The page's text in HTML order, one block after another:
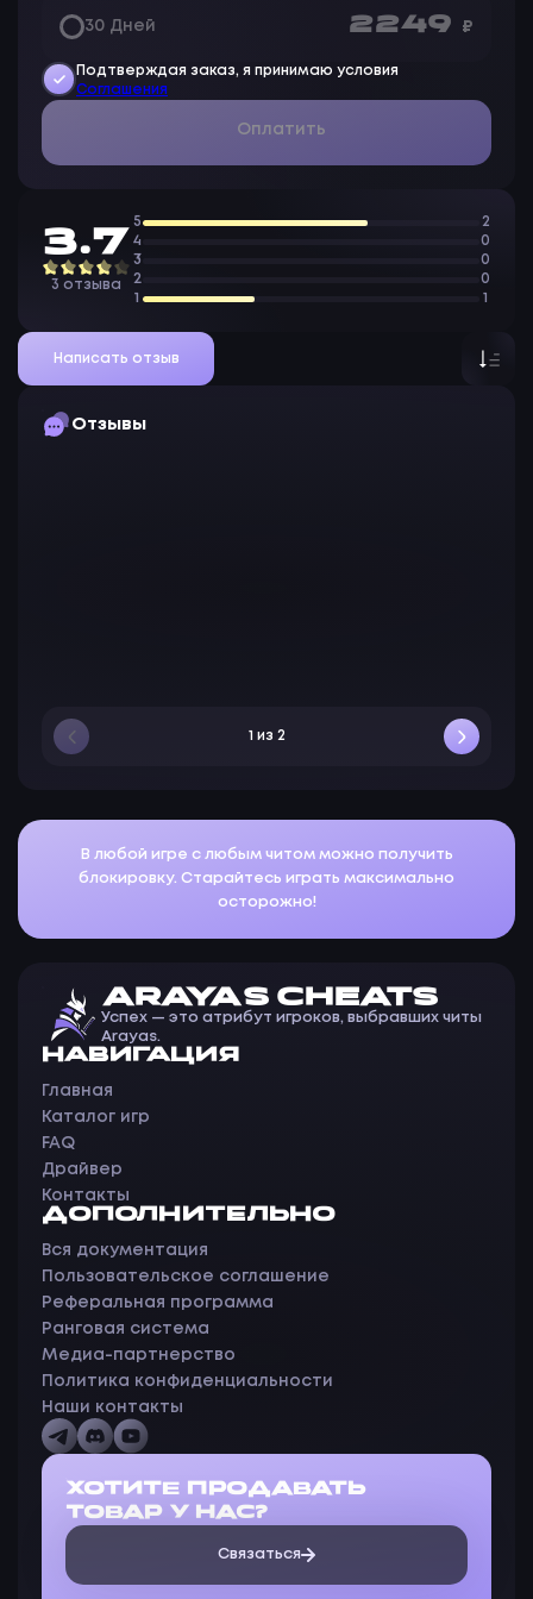
30 Дней 2 249 ₽
Подтверждая заказ, я принимаю условия
Соглашения
Оплатить
3.7
3 отзыва
5
2
4
0
3
0
2
0
1
1
Написать отзыв
Отзывы
1 из 2
В любой игре с любым читом можно получить
блокировку. Старайтесь играть максимально
осторожно!
ARAYAS CHEATS
Успех — это атрибут игроков, выбравших читы
Arayas.
НАВИГАЦИЯ
Главная
Каталог игр
FAQ
Драйвер
Контакты
ДОПОЛНИТЕЛЬНО
Вся документация
Пользовательское соглашение
Реферальная программа
Ранговая система
Медиа-партнерство
Политика конфиденциальности
Наши контакты
ХОТИТЕ ПРОДАВАТЬ
ТОВАР У НАС?
Связаться